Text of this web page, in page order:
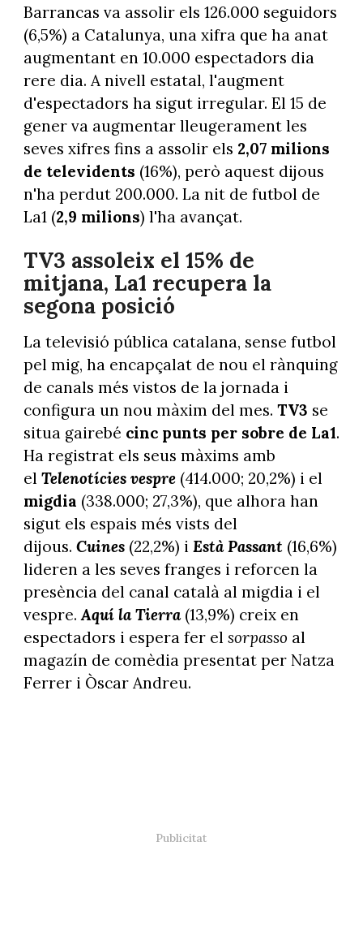
Barrancas va assolir els 126.000 seguidors
(6,5%) a Catalunya, una xifra que ha anat
augmentant en 10.000 espectadors dia
rere dia. A nivell estatal, l'augment
d'espectadors ha sigut irregular. El 15 de
gener va augmentar lleugerament les
seves xifres fins a assolir els 2,07 milions
de televidents (16%), però aquest dijous
n'ha perdut 200.000. La nit de futbol de
La1 (2,9 milions) l'ha avançat.
TV3 assoleix el 15% de
mitjana, La1 recupera la
segona posició
La televisió pública catalana, sense futbol
pel mig, ha encapçalat de nou el rànquing
de canals més vistos de la jornada i
configura un nou màxim del mes. TV3 se
situa gairebé cinc punts per sobre de La1.
Ha registrat els seus màxims amb
el Telenotícies vespre (414.000; 20,2%) i el
migdia (338.000; 27,3%), que alhora han
sigut els espais més vists del
dijous. Cuines (22,2%) i Està Passant (16,6%)
lideren a les seves franges i reforcen la
presència del canal català al migdia i el
vespre. Aquí la Tierra(13,9%) creix en
espectadors i espera fer el sorpasso al
magazín de comèdia presentat per Natza
Ferrer i Òscar Andreu.